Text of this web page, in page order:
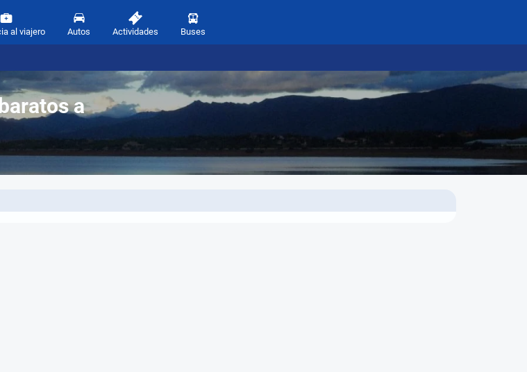
al viajero Autos Actividades Buses
a